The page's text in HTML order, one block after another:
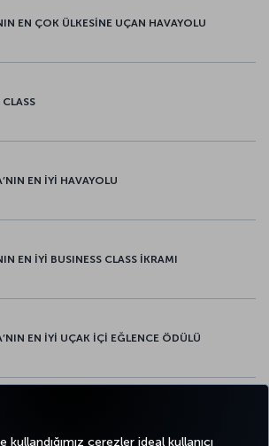
çerezler ideal kullanıcı
EN ÇOK ÜLKESİNE UÇAN HAVAYOLU
EN İYİ HAVAYOLU
EN İYİ BUSINESS CLASS İKRAMI
EN İYİ UÇAK İÇİ EĞLENCE ÖDÜLÜ